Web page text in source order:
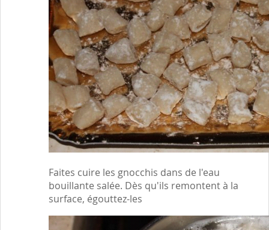
Faites cuire les gnocchis dans de l'eau
bouillante salée. Dès qu'ils remontent à la
surface, égouttez-les